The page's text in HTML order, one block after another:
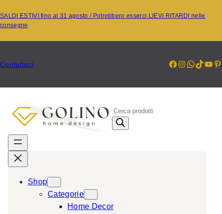
al
contenuto
SALDI ESTIVI fino al 31 agosto / Potrebbero esserci LIEVI RITARDI nelle
consegne
Contattaci Facebook
P
s
Shop
Categorie
Home Decor